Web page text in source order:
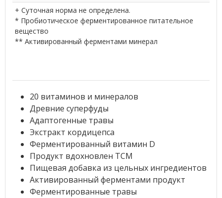
+ Суточная норма не определена.
* Пробиотическое ферментированное питательное
вещество
** Активированный ферментами минерал
20 витаминов и минералов
Древние суперфуды
Адаптогенные травы
Экстракт кордицепса
Ферментированный витамин D
Продукт вдохновлен TCM
Пищевая добавка из цельных ингредиентов
Активированный ферментами продукт
Ферментированные травы